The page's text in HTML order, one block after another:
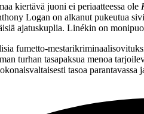
kiertävä juoni ei periaatteessa ole
Logan on alkanut pukeutua
ajatuskuplia. Linékin on
fumetto-
turhan tasapaksua menoa
tasoa parantavassa